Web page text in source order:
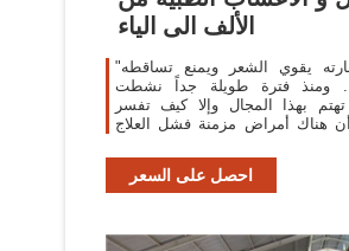
الألف الى الياء
"زيت الآس وعصارته يقوي الشعر ويمنع تساقطه
ومنذ فترة طويلة جداً نشطت
بهذا المجال وإلا كيف تفسر
هناك أمراض مزمنة فشل العلاج
احصل على السعر